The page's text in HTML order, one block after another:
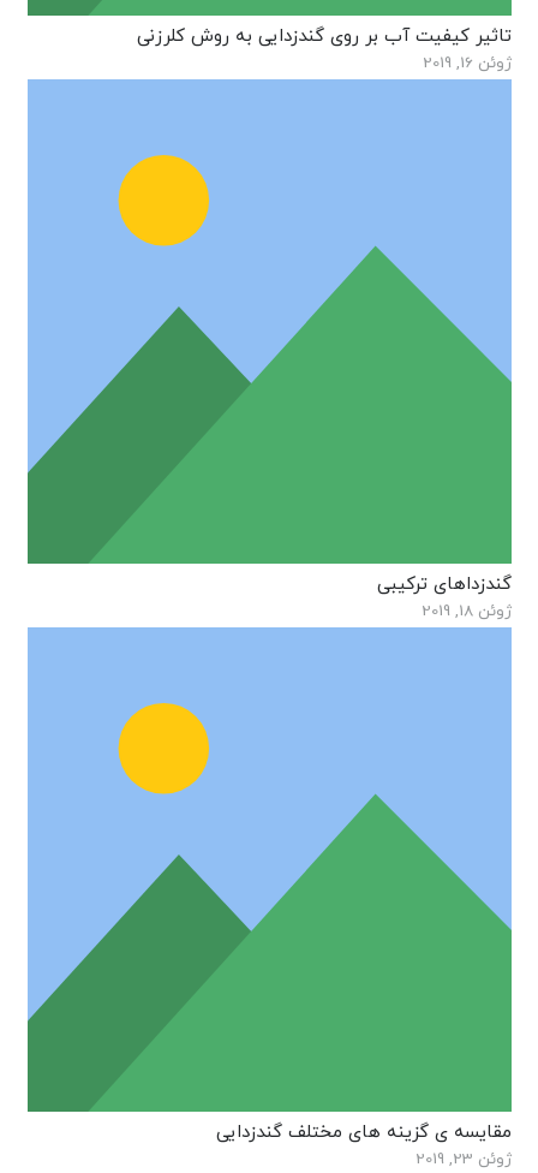
تاثیر کیفیت آب بر روی گندزدایی به روش کلرزنی
ژوئن 16, 2019
گندزداهای ترکیبی
ژوئن 18, 2019
مقایسه ی گزینه های مختلف گندزدایی
ژوئن 23, 2019